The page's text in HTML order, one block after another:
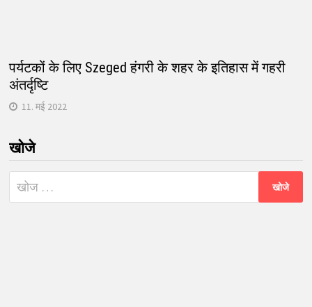
पर्यटकों के लिए Szeged हंगरी के शहर के इतिहास में गहरी
अंतर्दृष्टि
11. मई 2022
खोजे
निम्न
को